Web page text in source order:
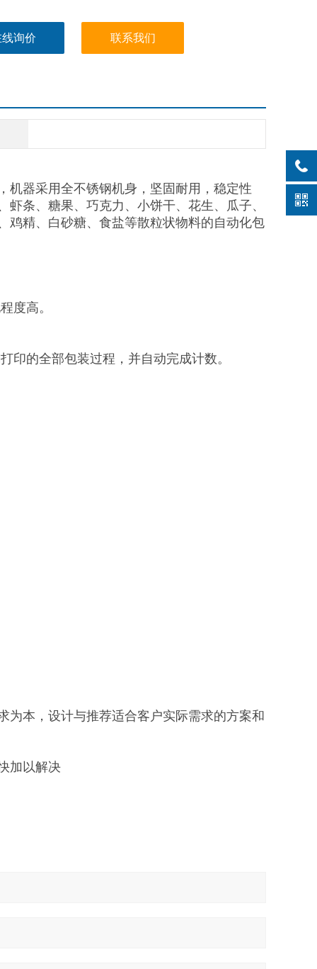
询价 联系我们
机器采用全不锈钢机身，坚固耐用，稳定性
条、糖果、巧克力、小饼干、花生、瓜子、
鸡精、白砂糖、食盐等散粒状物料的自动化包
度高。
的全部包装过程，并自动完成计数。
为本，设计与推荐适合客户实际需求的方案和
加以解决